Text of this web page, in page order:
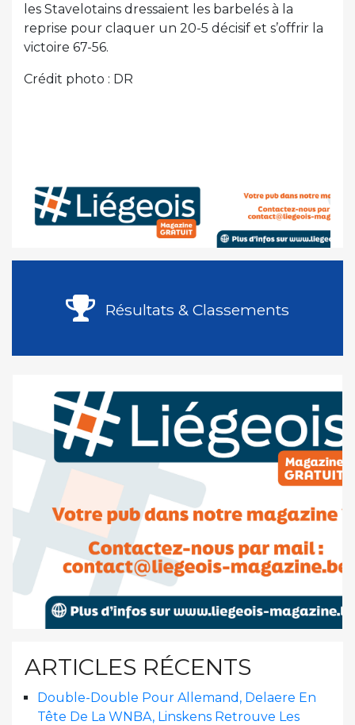
les Stavelotains dressaient les barbelés à la
reprise pour claquer un 20-5 décisif et s’offrir la
victoire 67-56.
Crédit photo : DR
Résultats & Classements
ARTICLES RÉCENTS
Double-Double Pour Allemand, Delaere En
Tête De La WNBA, Linskens Retrouve Les